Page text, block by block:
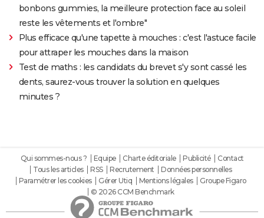
bonbons gummies, la meilleure protection face au soleil
reste les vêtements et l'ombre"
Plus efficace qu'une tapette à mouches : c'est l'astuce facile
pour attraper les mouches dans la maison
Test de maths : les candidats du brevet s'y sont cassé les
dents, saurez-vous trouver la solution en quelques
minutes ?
Qui sommes-nous ? Equipe Charte éditoriale Publicité
Contact
Tous les articles
RSS Recrutement
Données personnelles
Paramétrer les cookies
Gérer Utiq Mentions légales
Groupe Figaro
© 2026 CCM Benchmark